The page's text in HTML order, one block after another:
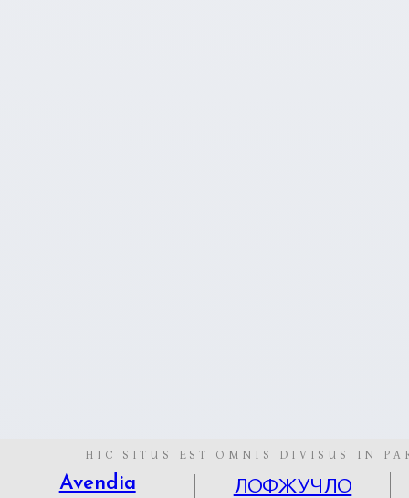
HIC SITUS EST OMNIS DIVISUS IN
Avendia ЛОФЖУЧЛО